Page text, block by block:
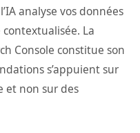
analyse vos données
La
Console constitue son
s’appuient sur
et non sur des